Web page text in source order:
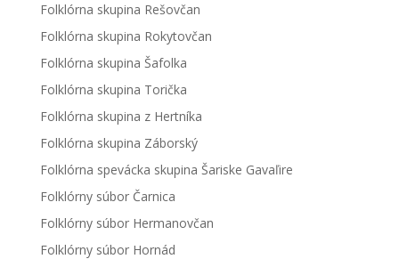
Folklórna skupina Rešovčan
Folklórna skupina Rokytovčan
Folklórna skupina Šafolka
Folklórna skupina Torička
Folklórna skupina z Hertníka
Folklórna skupina Záborský
Folklórna spevácka skupina Šariske Gavaľire
Folklórny súbor Čarnica
Folklórny súbor Hermanovčan
Folklórny súbor Hornád